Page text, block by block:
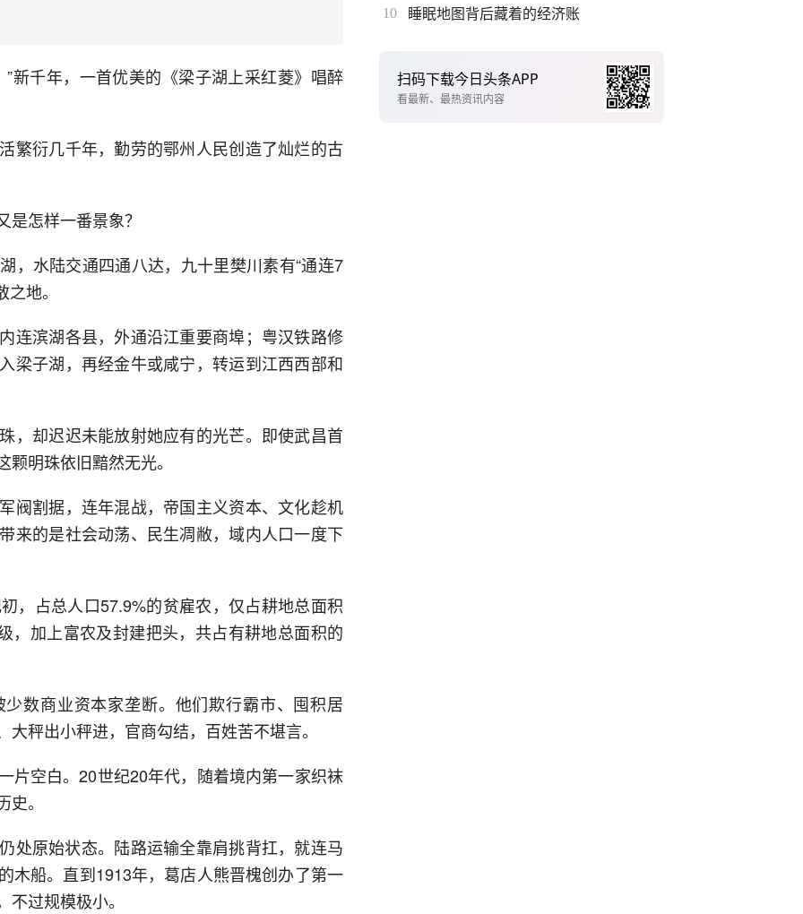
新千年，一首优美的《梁子湖上采红菱》唱醉
衍几千年，勤劳的鄂州人民创造了灿烂的古
怎样一番景象？
水陆交通四通八达，九十里樊川素有“通连7
地。
滨湖各县，外通沿江重要商埠；粤汉铁路修
梁子湖，再经金牛或咸宁，转运到江西西部和
却迟迟未能放射她应有的光芒。即使武昌首
明珠依旧黯然无光。
割据，连年混战，帝国主义资本、文化趁机
来的是社会动荡、民生凋敝，域内人口一度下
总人口57.9%的贫雇农，仅占耕地总面积
，加上富农及封建把头，共占有耕地总面积的
商业资本家垄断。他们欺行霸市、囤积居
秤出小秤进，官商勾结，百姓苦不堪言。
白。20世纪20年代，随着境内第一家织袜
。
始状态。陆路运输全靠肩挑背扛，就连马
木船。直到1913年，葛店人熊晋槐创办了第一
过规模极小。
10 睡眠地图背后藏着的经济账
扫码下载今日头条APP
看最新、最热资讯内容